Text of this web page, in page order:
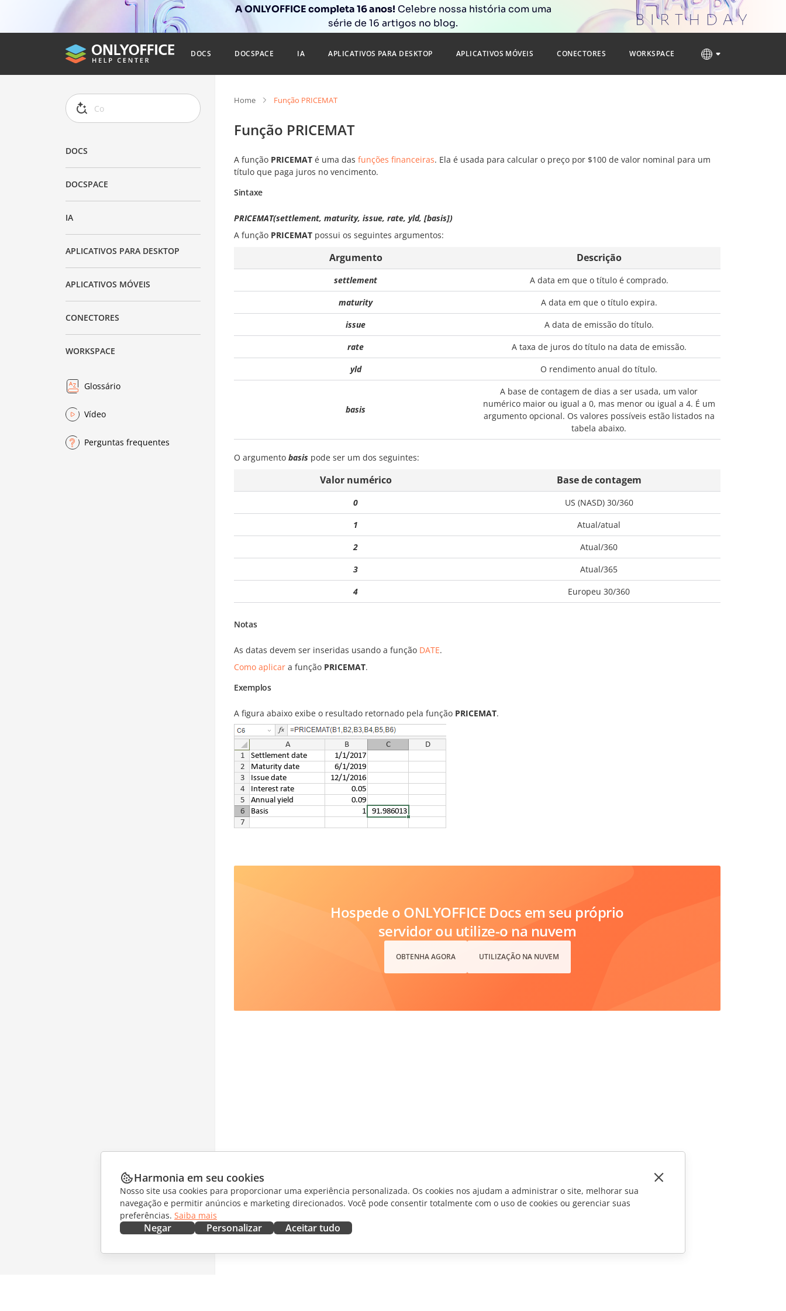
A ONLYOFFICE completa 16 anos! Celebre nossa história com uma
série de 16 artigos no blog.
DOCS DOCSPACE IA APLICATIVOS PARA DESKTOP APLICATIVOS MÓVEIS CONECTORES WORKSPACE
DOCS
DOCSPACE
IA
APLICATIVOS PARA DESKTOP
APLICATIVOS MÓVEIS
CONECTORES
WORKSPACE
Glossário
Vídeo
Perguntas frequentes
Home Função PRICEMAT
Função PRICEMAT
A função PRICEMAT é uma das funções financeiras. Ela é usada para calcular o preço por $100 de valor nominal para um
título que paga juros no vencimento.
Sintaxe
PRICEMAT(settlement, maturity, issue, rate, yld, [basis])
A função PRICEMAT possui os seguintes argumentos:
Argumento Descrição
settlement
A data em que o título é comprado.
maturity
A data em que o título expira.
issue
A data de emissão do título.
rate
A taxa de juros do título na data de emissão.
yld
O rendimento anual do título.
basis
A base de contagem de dias a ser usada, um valor
numérico maior ou igual a 0, mas menor ou igual a 4. É um
argumento opcional. Os valores possíveis estão listados na
tabela abaixo.
O argumento basis pode ser um dos seguintes:
Valor numérico Base de contagem
0
US (NASD) 30/360
1
Atual/atual
2
Atual/360
3
Atual/365
4
Europeu 30/360
Notas
As datas devem ser inseridas usando a função DATE.
Como aplicar a função PRICEMAT.
Exemplos
A figura abaixo exibe o resultado retornado pela função PRICEMAT.
Hospede o ONLYOFFICE Docs em seu próprio
servidor ou utilize-o na nuvem
OBTENHA AGORA UTILIZAÇÃO NA NUVEM
Harmonia em seu cookies
Nosso site usa cookies para proporcionar uma experiência personalizada. Os cookies nos ajudam a administrar o site, melhorar sua
navegação e permitir anúncios e marketing direcionados. Você pode consentir totalmente com o uso de cookies ou gerenciar suas
preferências. Saiba mais
Negar Personalizar Aceitar tudo